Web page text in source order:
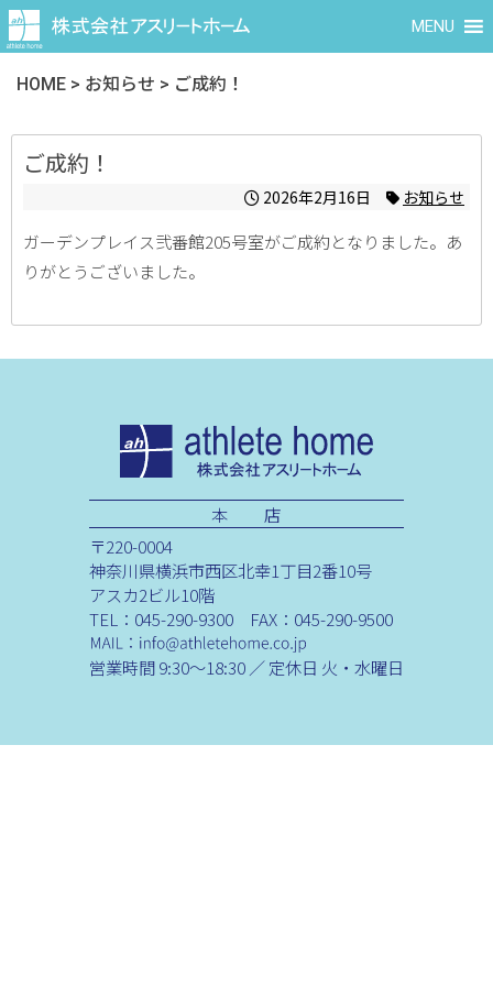
MENU
HOME > お知らせ > ご成約！
ご成約！
2026年2月16日 お知らせ
ガーデンプレイス弐番館205号室がご成約となりました。あ
りがとうございました。
本 店
〒220-0004
神奈川県横浜市西区北幸1丁目2番10号
アスカ2ビル10階
TEL：045-290-9300 FAX：045-290-9500
営業時間 9:30～18:30 ／ 定休日 火・水曜日